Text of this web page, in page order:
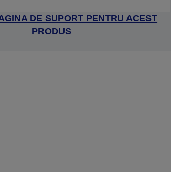
DE SUPORT PENTRU ACEST
PRODUS